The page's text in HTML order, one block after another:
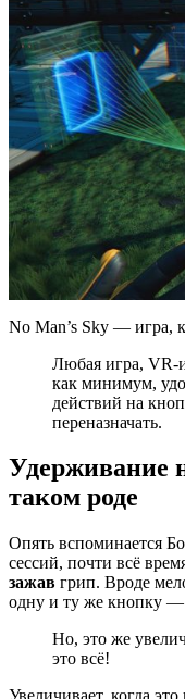
No Man’s Sky — игра,
Любая игра, VR-
как минимум,
действий на
переназначать.
Удерживание
таком роде
Опять вспоминается
сессий, почти всё
зажав грип. Вроде
одну и ту же кнопку —
Но, это же
это всё!